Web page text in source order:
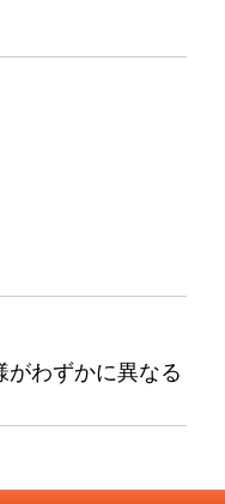
わずかに異なる